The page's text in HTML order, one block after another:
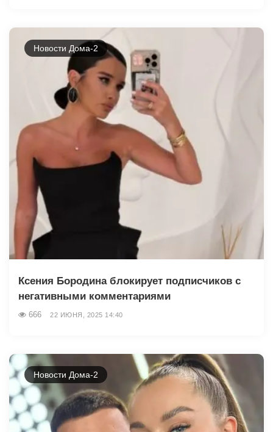
Новости Дома-2
Ксения Бородина блокирует подписчиков с
негативными комментариями
666 22 ИЮНЯ, 2025 14:40
Новости Дома-2